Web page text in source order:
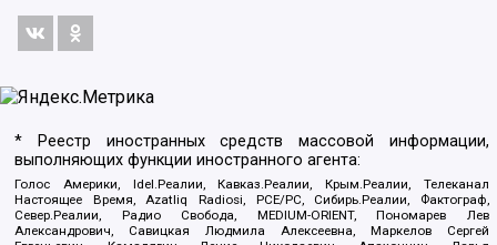
* Реестр иностранных средств массовой информации,
выполняющих функции иностранного агента:
Голос Америки, Idel.Реалии, Кавказ.Реалии, Крым.Реалии, Телеканал
Настоящее Время, Azatliq Radiosi, PCE/PC, Сибирь.Реалии, Фактограф,
Север.Реалии, Радио Свобода, MEDIUM-ORIENT, Пономарев Лев
Александрович, Савицкая Людмила Алексеевна, Маркелов Сергей